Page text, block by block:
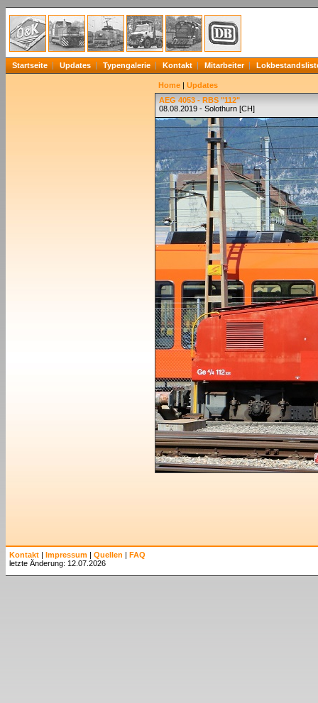
Startseite Updates Typengalerie Kontakt Mitarbeiter
Home | Updates
AEG 4053 - RBS "112"
08.08.2019 - Solothurn [CH]
Kontakt | Impressum | Quellen | FAQ
letzte Änderung: 12.07.2026